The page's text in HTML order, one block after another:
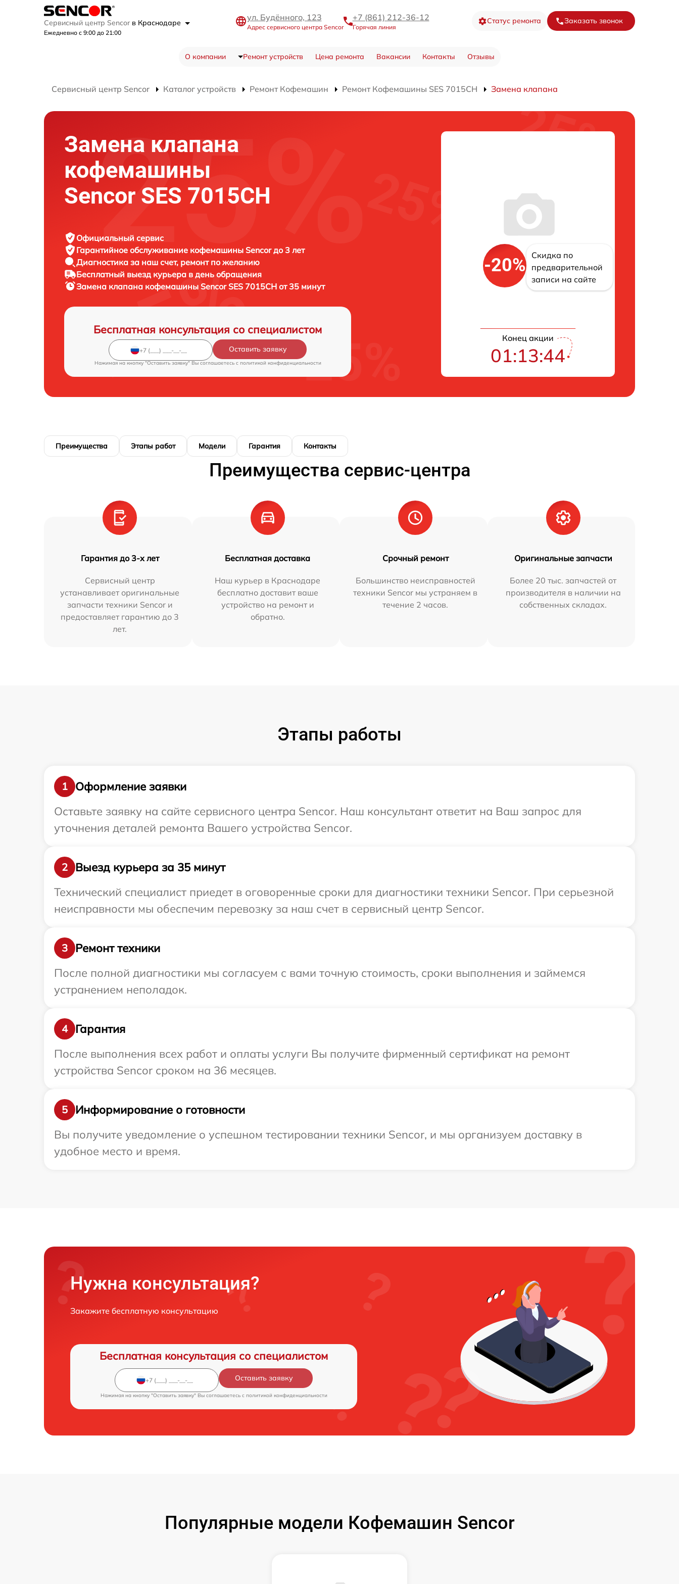
Сервисный центр Sencor в Краснодаре
Ежедневно с 9:00 до 21:00
ул. Будённого, 123
Адрес сервисного центра Sencor
+7 (861) 212-36-12
Горячая линия
Статус ремонта Заказать звонок
О компании Ремонт устройств Цена ремонта Вакансии Контакты Отзывы
Сервисный центр Sencor Каталог устройств Ремонт Кофемашин Ремонт Кофемашины SES 7015CH Замена клапана
Замена клапана
кофемашины
Sencor SES 7015CH
Официальный сервис
Гарантийное обслуживание кофемашины Sencor до 3 лет
Диагностика за наш счет, ремонт по желанию
Бесплатный выезд курьера в день обращения
Замена клапана кофемашины Sencor SES 7015CH от 35 минут
Бесплатная консультация со специалистом
Оставить заявку
Нажимая на кнопку "Оставить заявку" Вы соглашаетесь c политикой конфиденциальности
-20%
Скидка по
предварительной
записи на сайте
Конец акции
01:13:43
Преимущества Этапы работ Модели Гарантия Контакты
Преимущества сервис-центра
Гарантия до 3-х лет
Сервисный центр
устанавливает оригинальные
запчасти техники Sencor и
предоставляет гарантию до 3
лет.
Бесплатная доставка
Наш курьер в Краснодаре
бесплатно доставит ваше
устройство на ремонт и
обратно.
Срочный ремонт
Большинство неисправностей
техники Sencor мы устраняем в
течение 2 часов.
Оригинальные запчасти
Более 20 тыс. запчастей от
производителя в наличии на
собственных складах.
Этапы работы
1
Оформление заявки
Оставьте заявку на сайте сервисного центра Sencor. Наш консультант ответит на Ваш запрос для
уточнения деталей ремонта Вашего устройства Sencor.
2
Выезд курьера за 35 минут
Технический специалист приедет в оговоренные сроки для диагностики техники Sencor. При серьезной
неисправности мы обеспечим перевозку за наш счет в сервисный центр Sencor.
3
Ремонт техники
После полной диагностики мы согласуем с вами точную стоимость, сроки выполнения и займемся
устранением неполадок.
4
Гарантия
После выполнения всех работ и оплаты услуги Вы получите фирменный сертификат на ремонт
устройства Sencor сроком на 36 месяцев.
5
Информирование о готовности
Вы получите уведомление о успешном тестировании техники Sencor, и мы организуем доставку в
удобное место и время.
Нужна консультация?
Закажите бесплатную консультацию
Бесплатная консультация со специалистом
Оставить заявку
Нажимая на кнопку "Оставить заявку" Вы соглашаетесь c политикой конфиденциальности
Популярные модели Кофемашин Sencor